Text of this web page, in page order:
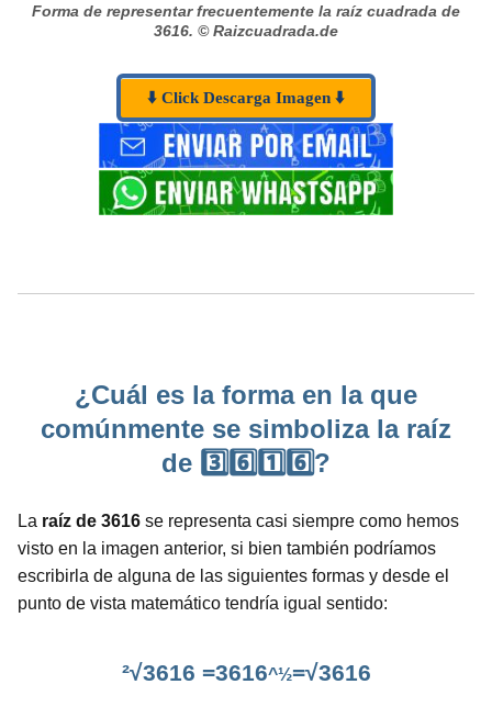
Forma de representar frecuentemente la raíz cuadrada de
3616. © Raizcuadrada.de
⬇️ Click Descarga Imagen ⬇️
¿Cuál es la forma en la que
comúnmente se simboliza la raíz
de 3️⃣6️⃣1️⃣6️⃣?
La raíz de 3616 se representa casi siempre como hemos
visto en la imagen anterior, si bien también podríamos
escribirla de alguna de las siguientes formas y desde el
punto de vista matemático tendría igual sentido:
²√3616 =3616^½=√3616